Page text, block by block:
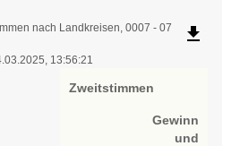
nach Landkreisen, 0007 - 07
13:56:21
file_download
Zweitstimmen
Gewinn
und